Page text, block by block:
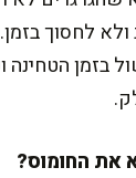
לחסוך
בזמן